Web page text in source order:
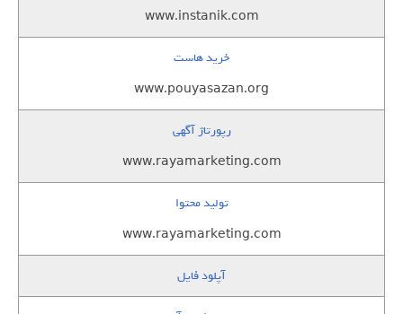
www.instanik.com
خرید هاست
www.pouyasazan.org
رپورتاژ آگهی
www.rayamarketing.com
تولید محتوا
www.rayamarketing.com
آپلود فایل